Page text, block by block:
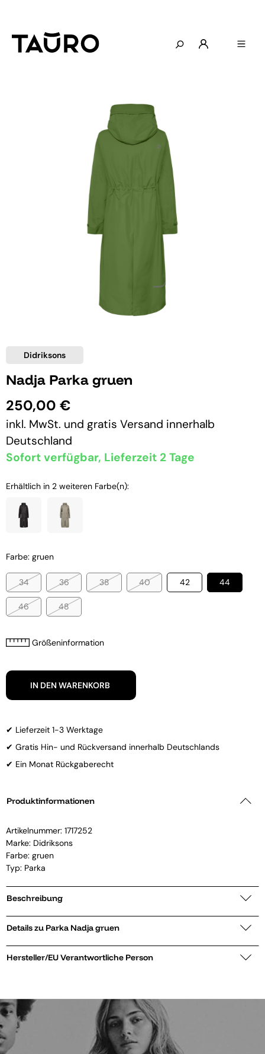
Didriksons
Nadja Parka gruen
250,00 €
inkl. MwSt. und gratis Versand innerhalb
Deutschland
Sofort verfügbar, Lieferzeit 2 Tage
Erhältlich in 2 weiteren Farbe(n):
Farbe: gruen
34 36 38 40 42 44
46 48
Größeninformation
IN DEN WARENKORB
✔ Lieferzeit 1-3 Werktage
✔ Gratis Hin- und Rückversand innerhalb Deutschlands
✔ Ein Monat Rückgaberecht
Produktinformationen
Artikelnummer: 1717252
Marke: Didriksons
Farbe: gruen
Typ: Parka
Beschreibung
Details zu Parka Nadja gruen
Hersteller/EU Verantwortliche Person